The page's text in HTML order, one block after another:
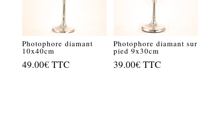
Photophore diamant
10x40cm
49.00€ TTC
Photophore diamant sur
pied 9x30cm
39.00€ TTC